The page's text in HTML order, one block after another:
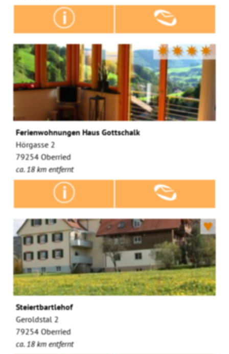
✷✷✷✷
Ferienwohnungen Haus Gottschalk
Hörgasse 2
79254 Oberried
ca. 18 km entfernt
♥
Steiertbartlehof
Geroldstal 2
79254 Oberried
ca. 18 km entfernt